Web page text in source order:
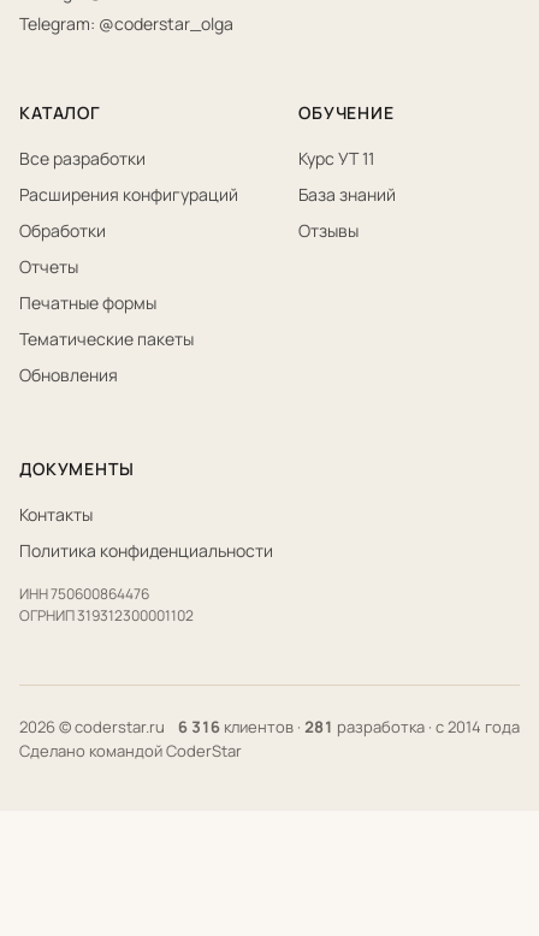
Telegram: @coderstar_olga
КАТАЛОГ
Все разработки
Расширения конфигураций
Обработки
Отчеты
Печатные формы
Тематические пакеты
Обновления
ОБУЧЕНИЕ
Курс УТ 11
База знаний
Отзывы
ДОКУМЕНТЫ
Контакты
Политика конфиденциальности
ИНН 750600864476
ОГРНИП 319312300001102
2026 © coderstar.ru 6 316 клиентов · 281 разработка · с 2014 года
Сделано командой CoderStar